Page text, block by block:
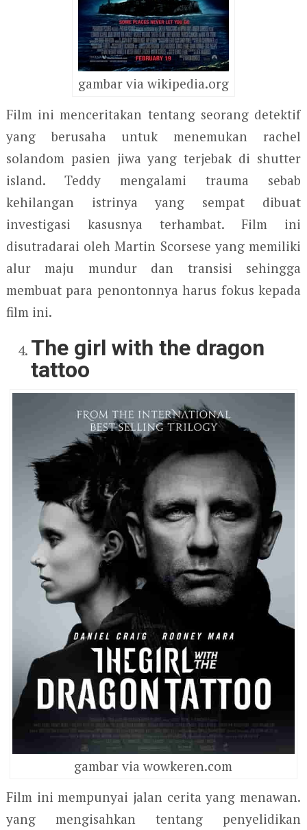
gambar via wikipedia.org
Film ini menceritakan tentang seorang detektif
yang berusaha untuk menemukan rachel
solandom pasien jiwa yang terjebak di shutter
island. Teddy mengalami trauma sebab
kehilangan istrinya yang sempat dibuat
investigasi kasusnya terhambat. Film ini
disutradarai oleh Martin Scorsese yang memiliki
alur maju mundur dan transisi sehingga
membuat para penontonnya harus fokus kepada
film ini.
The girl with the dragon
tattoo
gambar via wowkeren.com
Film ini mempunyai jalan cerita yang menawan.
yang mengisahkan tentang penyelidikan